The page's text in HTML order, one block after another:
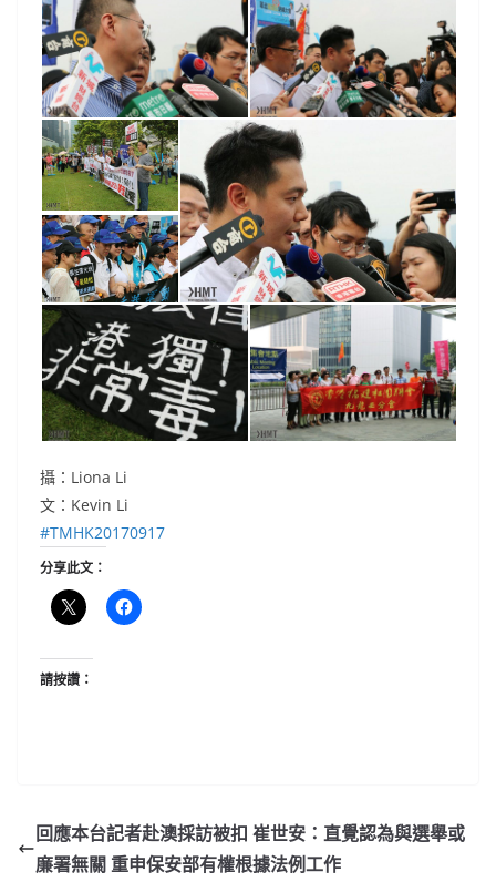
攝：Liona Li
文：Kevin Li
#TMHK20170917
分享此文：
請按讚：
回應本台記者赴澳採訪被扣 崔世安：直覺認為與選舉或
廉署無關 重申保安部有權根據法例工作